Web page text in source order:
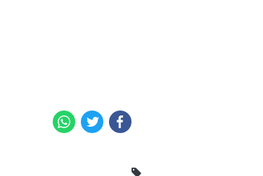
Facebook
Twitter